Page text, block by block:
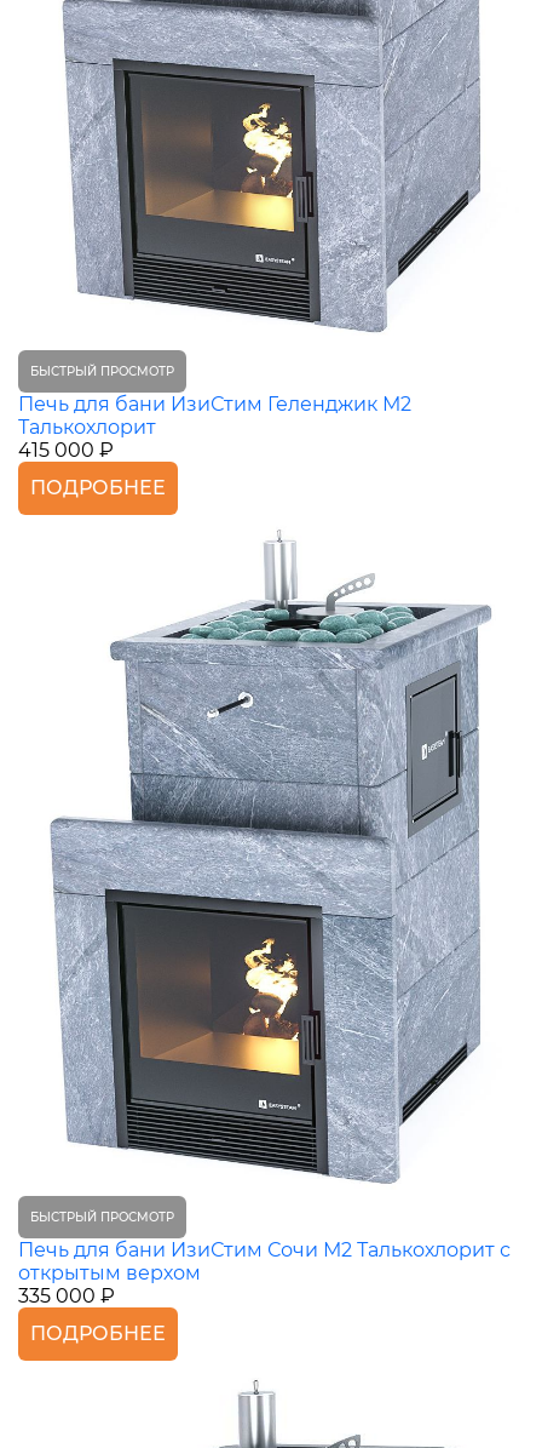
БЫСТРЫЙ ПРОСМОТР
Печь для бани ИзиСтим Геленджик М2
Талькохлорит
415 000 ₽
ПОДРОБНЕЕ
БЫСТРЫЙ ПРОСМОТР
Печь для бани ИзиСтим Сочи М2 Талькохлорит с
открытым верхом
335 000 ₽
ПОДРОБНЕЕ